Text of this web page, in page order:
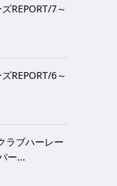
REPORT/7～
REPORT/6～
ラブハーレー
ー...